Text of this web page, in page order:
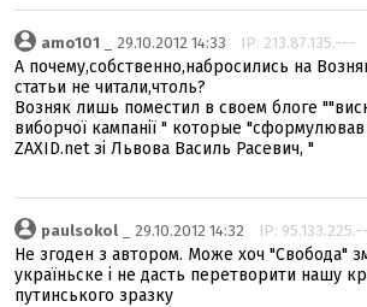
amo101 _ 29.10.2012 14:33 IP: 213.87.135.---
А почему,собственно,набросились на
статьи не читали,чтоль?
Возняк лишь поместил в своем блоге
виборчої кампанії " которые
ZAXID.net зі Львова Василь Расевич, "
paulsokol _ 29.10.2012 14:32 IP:
Не згоден з автором. Може хоч "Свобода"
україньске і не дасть перетворити нашу
путинського зразку